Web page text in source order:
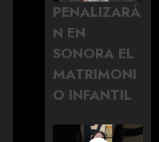
PENALIZARÁ
N EN
SONORA EL
MATRIMONI
O INFANTIL